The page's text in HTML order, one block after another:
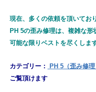
現在、多くの依頼を頂いてお
PH 5の歪み修理は、複雑な
可能な限りベストを尽くしま
カテゴリー： PH 5（歪み修理
ご覧頂けます